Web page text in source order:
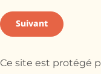
Suivant
Ce site est protégé